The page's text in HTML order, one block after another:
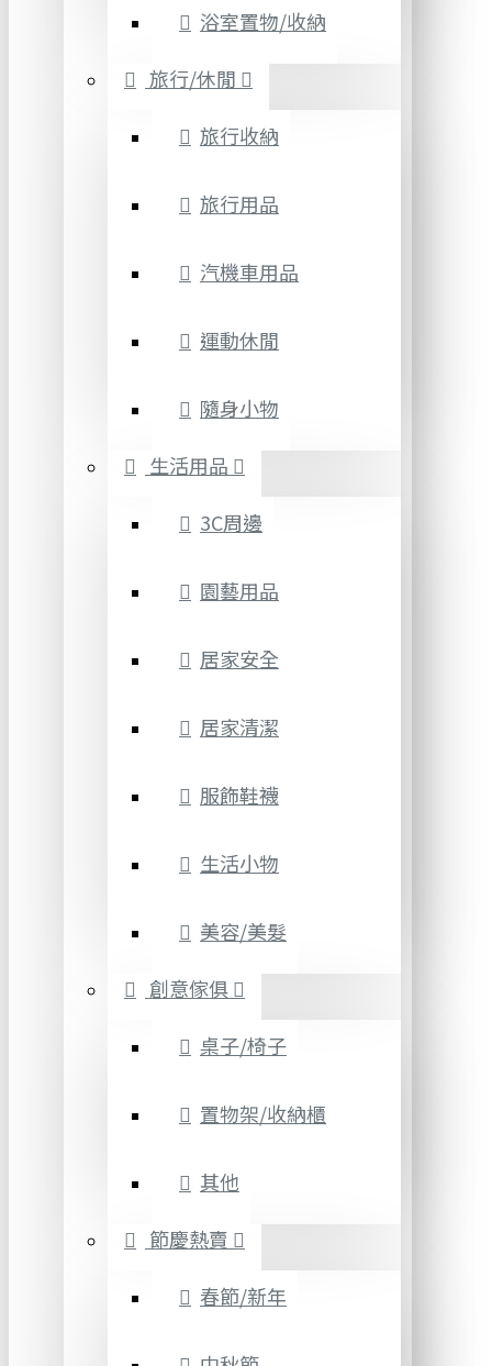
浴室置物/收納
旅行/休閒
旅行收納
旅行用品
汽機車用品
運動休閒
隨身小物
生活用品
3C周邊
園藝用品
居家安全
居家清潔
服飾鞋襪
生活小物
美容/美髮
創意傢俱
桌子/椅子
置物架/收納櫃
其他
節慶熱賣
春節/新年